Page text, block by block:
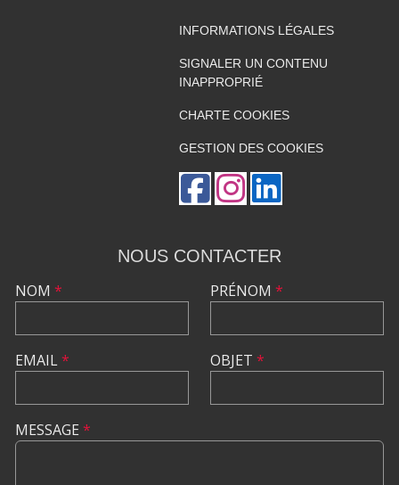
INFORMATIONS LÉGALES
SIGNALER UN CONTENU
INAPPROPRIÉ
CHARTE COOKIES
GESTION DES COOKIES
NOUS CONTACTER
NOM *
EMAIL*
PRÉNOM *
OBJET *
MESSAGE *